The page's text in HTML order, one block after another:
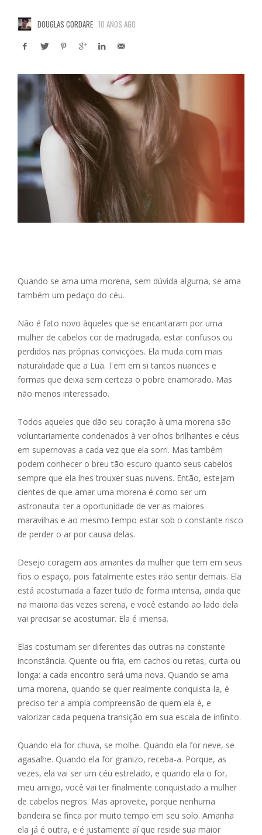
DOUGLAS CORDARE 10 ANOS AGO
Quando se ama uma morena, sem dúvida alguma, se ama
também um pedaço do céu.
Não é fato novo àqueles que se encantaram por uma
mulher de cabelos cor de madrugada, estar confusos ou
perdidos nas próprias convicções. Ela muda com mais
naturalidade que a Lua. Tem em si tantos nuances e
formas que deixa sem certeza o pobre enamorado. Mas
não menos interessado.
Todos aqueles que dão seu coração à uma morena são
voluntariamente condenados à ver olhos brilhantes e céus
em supernovas a cada vez que ela sorri. Mas também
podem conhecer o breu tão escuro quanto seus cabelos
sempre que ela lhes trouxer suas nuvens. Então, estejam
cientes de que amar uma morena é como ser um
astronauta: ter a oportunidade de ver as maiores
maravilhas e ao mesmo tempo estar sob o constante risco
de perder o ar por causa delas.
Desejo coragem aos amantes da mulher que tem em seus
fios o espaço, pois fatalmente estes irão sentir demais. Ela
está acostumada a fazer tudo de forma intensa, ainda que
na maioria das vezes serena, e você estando ao lado dela
vai precisar se acostumar. Ela é imensa.
Elas costumam ser diferentes das outras na constante
inconstância. Quente ou fria, em cachos ou retas, curta ou
longa: a cada encontro será uma nova. Quando se ama
uma morena, quando se quer realmente conquista-la, é
preciso ter a ampla compreensão de quem ela é, e
valorizar cada pequena transição em sua escala de infinito.
Quando ela for chuva, se molhe. Quando ela for neve, se
agasalhe. Quando ela for granizo, receba-a. Porque, as
vezes, ela vai ser um céu estrelado, e quando ela o for,
meu amigo, você vai ter finalmente conquistado a mulher
de cabelos negros. Mas aproveite, porque nenhuma
bandeira se finca por muito tempo em seu solo. Amanha
ela já é outra, e é justamente aí que reside sua maior